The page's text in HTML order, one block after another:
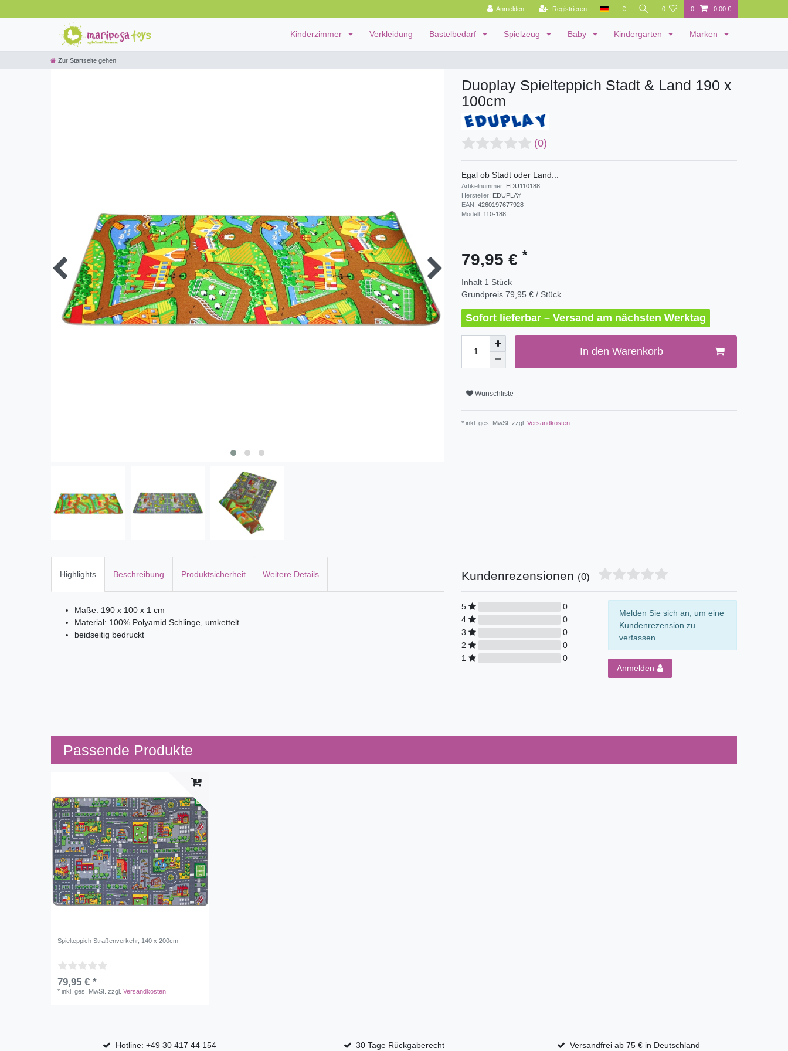
Anmelden Registrieren € 0 0 0,00 €
Kinderzimmer Verkleidung Bastelbedarf Spielzeug Baby Kindergarten Marken
Zur Startseite gehen
Duoplay Spielteppich Stadt & Land 190 x
100cm
(0)
Egal ob Stadt oder Land...
Artikelnummer: EDU110188
Hersteller: EDUPLAY
EAN: 4260197677928
Modell: 110-188
79,95 € *
Inhalt 1 Stück
Grundpreis 79,95 € / Stück
Sofort lieferbar – Versand am nächsten Werktag
In den Warenkorb
Wunschliste
* inkl. ges. MwSt. zzgl. Versandkosten
Highlights Beschreibung Produktsicherheit Weitere Details
Maße: 190 x 100 x 1 cm
Material: 100% Polyamid Schlinge, umkettelt
beidseitig bedruckt
Kundenrezensionen (0)
5
0
4
0
3
0
2
0
1
0
Melden Sie sich an, um eine
Kundenrezension zu
verfassen.
Anmelden
Passende Produkte
Spielteppich Straßenverkehr, 140 x 200cm
79,95 € *
*inkl. ges. MwSt. zzgl.Versandkosten
Hotline: +49 30 417 44 154 30 Tage Rückgaberecht Versandfrei ab 75 € in Deutschland